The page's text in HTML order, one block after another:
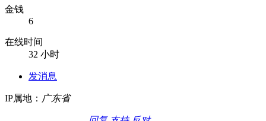
金钱
6
在线时间
32 小时
发消息
IP属地： 广东省